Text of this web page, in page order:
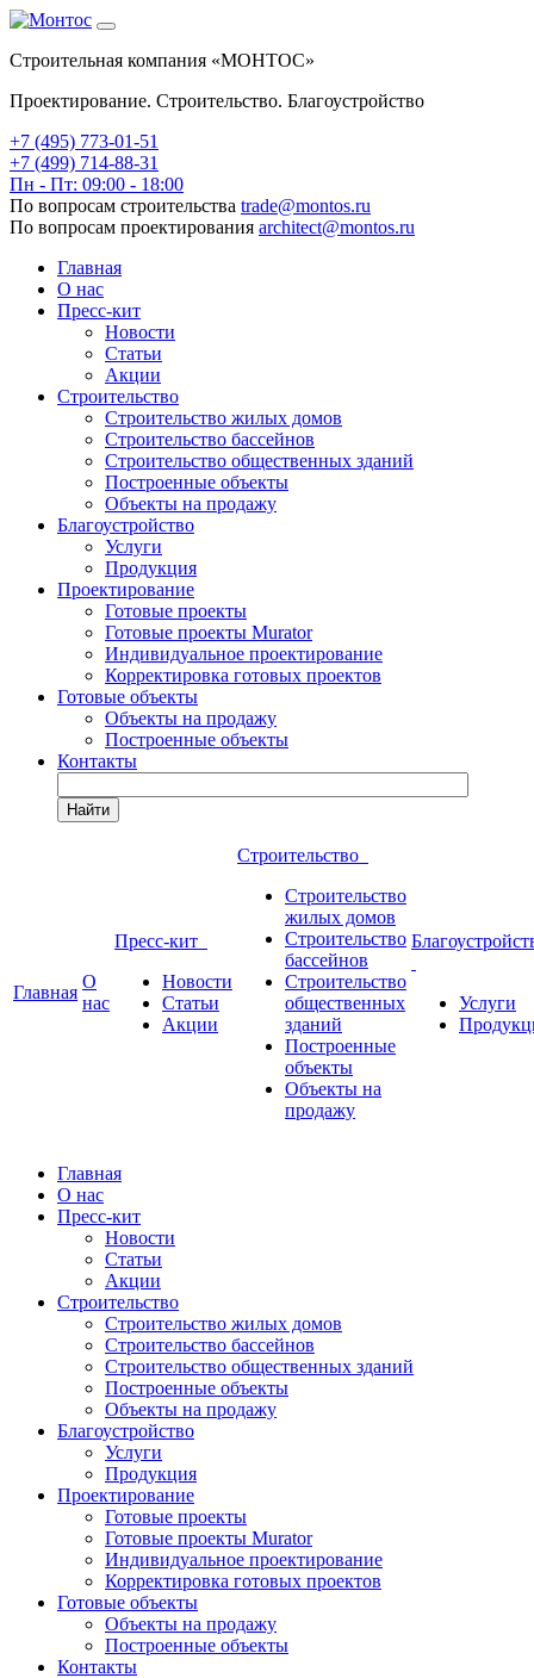
Строительная компания «МОНТОС»
Проектирование. Строительство. Благоустройство
+7 (495) 773-01-51
+7 (499) 714-88-31
Пн - Пт: 09:00 - 18:00
По вопросам строительства trade@montos.ru
По вопросам проектирования architect@montos.ru
Главная
О нас
Пресс-кит
Новости
Статьи
Акции
Строительство
Строительство жилых домов
Строительство бассейнов
Строительство общественных зданий
Построенные объекты
Объекты на продажу
Благоустройство
Услуги
Продукция
Проектирование
Готовые проекты
Готовые проекты Murator
Индивидуальное проектирование
Корректировка готовых проектов
Готовые объекты
Объекты на продажу
Построенные объекты
Контакты
Найти
Главная
О
нас
Пресс-кит
Новости
Статьи
Акции
Строительство
Строительство
жилых домов
Строительство
бассейнов
Строительство
общественных
зданий
Построенные
объекты
Объекты на
продажу
Услуги
Главная
О нас
Пресс-кит
Новости
Статьи
Акции
Строительство
Строительство жилых домов
Строительство бассейнов
Строительство общественных зданий
Построенные объекты
Объекты на продажу
Благоустройство
Услуги
Продукция
Проектирование
Готовые проекты
Готовые проекты Murator
Индивидуальное проектирование
Корректировка готовых проектов
Готовые объекты
Объекты на продажу
Построенные объекты
Контакты